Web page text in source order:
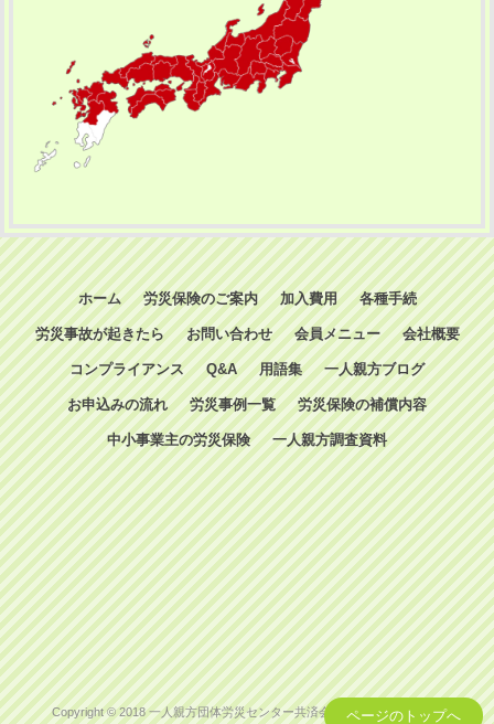
ページのトップへ
ホーム 労災保険のご案内 加入費用 各種手続
労災事故が起きたら お問い合わせ 会員メニュー 会社概要
コンプライアンス Q&A 用語集 一人親方ブログ
お申込みの流れ 労災事例一覧 労災保険の補償内容
中小事業主の労災保険 一人親方調査資料
Copyright © 2018 一人親方団体労災センター共済会 All Rights Reserved.